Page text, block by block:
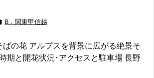
B．関東甲信越
の花 アルプスを背景に広がる絶景そ
期と開花状況･アクセスと駐車場 長野